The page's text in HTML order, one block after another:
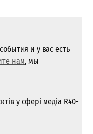
и у вас есть
нам, мы
у сфері медіа R40-